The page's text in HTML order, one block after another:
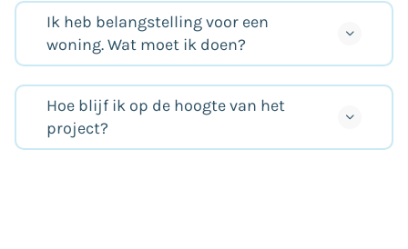
Ik heb belangstelling voor een
woning. Wat moet ik doen?
Hoe blijf ik op de hoogte van het
project?